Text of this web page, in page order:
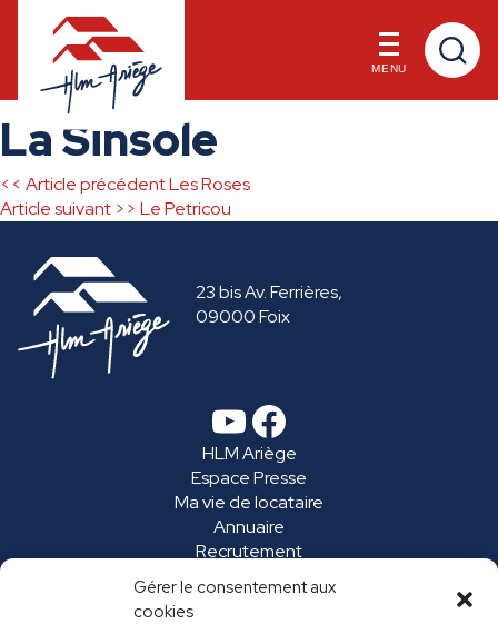
Gérer le consentement aux
cookies
Skip
to
content
MENU
La Sinsole
Navigation
de
l’article
<< Article précédentLes Roses
Article suivant >> Le Petricou
23 bis Av. Ferrières,
09000 Foix
YouTube Facebook
HLM Ariège
Espace Presse
Ma vie de locataire
Annuaire
Recrutement
Marchés publics
FAQ